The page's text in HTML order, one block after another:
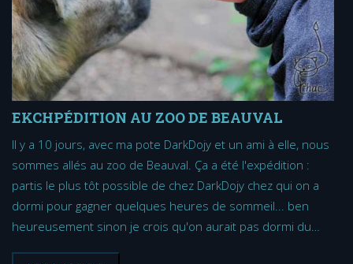
EKCHPÉDITION AU ZOO DE BEAUVAL
Il y a 10 jours, avec ma pote DarkDojy et un ami à elle, nous
sommes allés au zoo de Beauval. Ça a été l'expédition :
partis le plus tôt possible de chez DarkDojy chez qui on a
dormi pour gagner quelques heures de sommeil... ben
heureusement sinon je crois qu'on aurait pas dormi du…